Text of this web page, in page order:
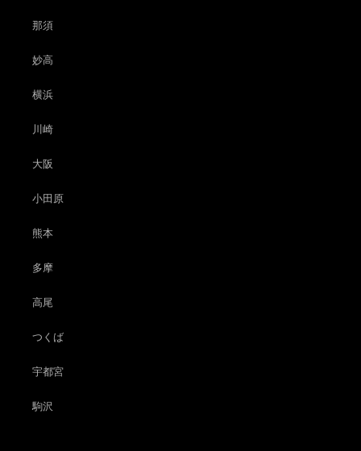
那須
妙高
横浜
川崎
大阪
小田原
熊本
多摩
高尾
つくば
宇都宮
駒沢